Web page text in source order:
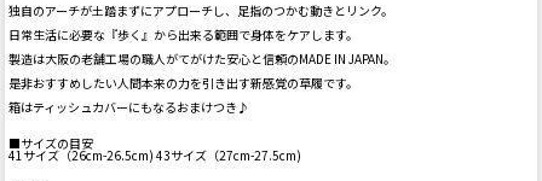
独自のアーチが土踏まずにアプローチし、足指のつかむ動きとリンク。
日常生活に必要な『歩く』から出来る範囲で身体をケアします。
製造は大阪の老舗工場の職人がてがけた安心と信頼のMADE IN JAPAN。
是非おすすめしたい人間本来の力を引き出す新感覚の草履です。
箱はティッシュカバーにもなるおまけつき♪
■サイズの目安
41サイズ（26cm-26.5cm) 43サイズ（27cm-27.5cm)